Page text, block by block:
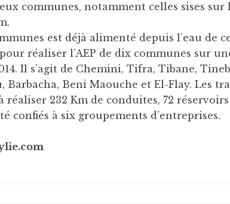
communes, notamment celles sises
est déjà alimenté depuis l’eau de
réaliser l’AEP de dix communes sur
Il s’agit de Chemini, Tifra, Tibane,
Barbacha, Beni Maouche et El-Flay. Les
232 Km de conduites, 72 réservoirs
confiés à six groupements d’entreprises.